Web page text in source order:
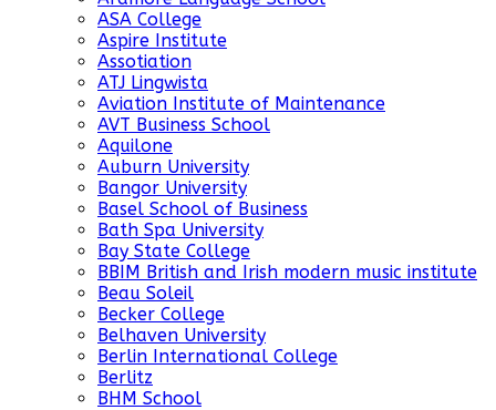
ASA College
Aspire Institute
Assotiation
ATJ Lingwista
Aviation Institute of Maintenance
AVT Business School
Aquilone
Auburn University
Bangor University
Basel School of Business
Bath Spa University
Bay State College
BBIM British and Irish modern music institute
Beau Soleil
Becker College
Belhaven University
Berlin International College
Berlitz
BHM School